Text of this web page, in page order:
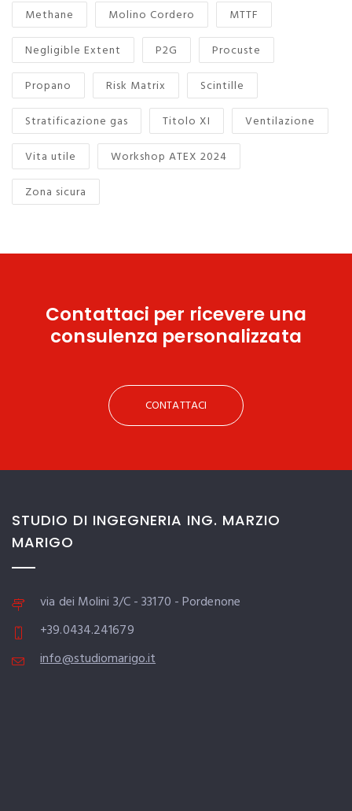
Methane
Molino Cordero
MTTF
Negligible Extent
P2G
Procuste
Propano
Risk Matrix
Scintille
Stratificazione gas
Titolo XI
Ventilazione
Vita utile
Workshop ATEX 2024
Zona sicura
Contattaci per ricevere una
consulenza personalizzata
CONTATTACI
STUDIO DI INGEGNERIA ING. MARZIO
MARIGO
via dei Molini 3/C - 33170 - Pordenone
+39.0434.241679
info@studiomarigo.it